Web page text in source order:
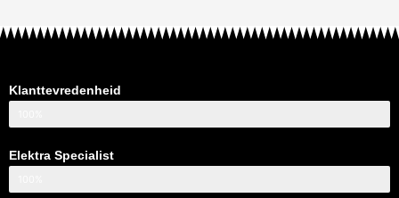
Klanttevredenheid
Elektra Specialist